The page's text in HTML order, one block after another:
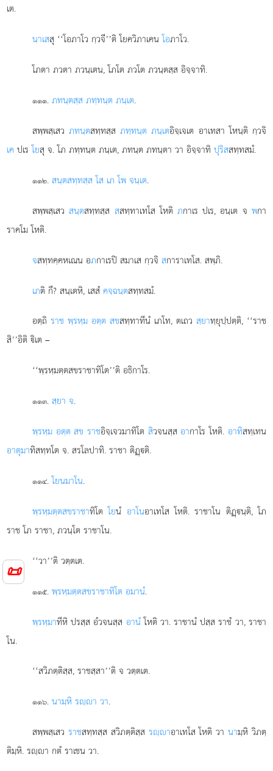
📜
เต.
นาเสสุ ‘‘โอภาโว กฺวจี’’ติ โยควิภาเคนโอภาโว.
โภตา ภวตา ภวนฺเตน, โภโต ภวโต ภวนฺตสฺส อิจฺจาทิ.
๑๑๑.ภทนฺตสฺส ภทฺทนฺต ภนฺเต.
สพฺพสฺเสวภทนฺตสทฺทสฺสภทฺทนฺต ภนฺเตอิจฺเจเต อาเทสา โหนฺติ กฺวจิ
เค ปเรโยสุ จ. โภ ภทฺทนฺต ภนฺเต, ภทนฺต ภทนฺตา วา อิจฺจาทิปุริสสทฺทสมํ.
๑๑๒.สนฺตสทฺทสฺส โส เภ โพ จนฺเต.
สพฺพสฺเสวสนฺตสทฺทสฺส สสทฺทาเทโส โหติ ภกาเร ปเร, อนฺเต จ พกา
ราคโม โหติ.
จสทฺทคฺคหเณนอภกาเรปิ สมาเส กฺวจิสการาเทโส. สพฺภิ.
เภติ กึ? สนฺเตหิ, เสสํคจฺฉนฺตสทฺทสมํ.
อตฺถิราช พฺรหฺม อตฺต สขสทฺทาทีนํ เภโท, ตเถว สฺยาทฺยุปฺปตฺติ, ‘‘ราช
สิ’’อิติ ิเต –
‘‘พฺรหฺมตฺตสขราชาทิโต’’ติ อธิกาโร.
๑๑๓.สฺยา จ.
พฺรหฺม อตฺต สข ราชอิจฺเจวมาทิโต สิวจนสฺสอากาโร โหติ. อาทิสทฺเทน
อาตุมาทิสทฺทโต จ. สรโลปาทิ. ราชา ติฏฺติ.
๑๑๔.โยนมาโน.
พฺรหฺมตฺตสขราชาทิโตโยนํ อาโนอาเทโส โหติ. ราชาโน ติฏฺนฺติ, โภ
ราช โภ ราชา, ภวนฺโต ราชาโน.
‘‘วา’’ติ วตฺตเต.
๑๑๕.พฺรหฺมตฺตสขราชาทิโต อมานํ.
พฺรหฺมาทีหิ ปรสฺส อํวจนสฺส อานํโหติ วา. ราชานํ ปสฺส ราชํ วา, ราชา
โน.
‘‘สวิภตฺติสฺส, ราชสฺสา’’ติ จ วตฺตเต.
๑๑๖.นามฺหิ รฺา วา.
สพฺพสฺเสว ราชสทฺทสฺส สวิภตฺติสฺส รฺาอาเทโส โหติ วา นามฺหิ วิภตฺ
ติมฺหิ. รฺา กตํ ราเชน วา.